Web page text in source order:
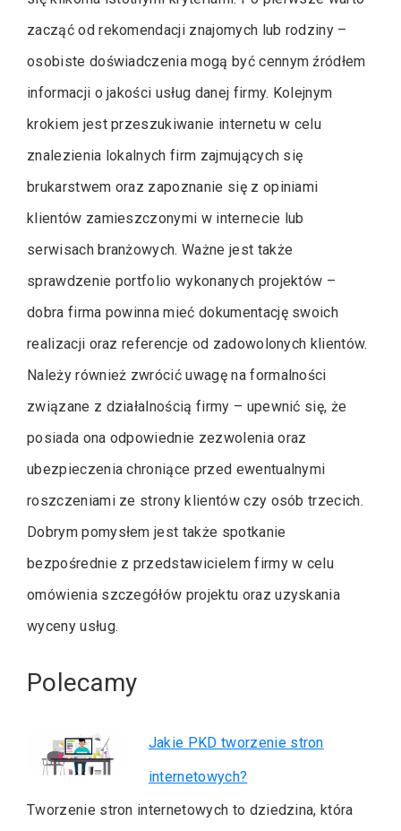
zacząć od rekomendacji znajomych lub rodziny –
osobiste doświadczenia mogą być cennym źródłem
informacji o jakości usług danej firmy. Kolejnym
krokiem jest przeszukiwanie internetu w celu
znalezienia lokalnych firm zajmujących się
brukarstwem oraz zapoznanie się z opiniami
klientów zamieszczonymi w internecie lub
serwisach branżowych. Ważne jest także
sprawdzenie portfolio wykonanych projektów –
dobra firma powinna mieć dokumentację swoich
realizacji oraz referencje od zadowolonych klientów.
Należy również zwrócić uwagę na formalności
związane z działalnością firmy – upewnić się, że
posiada ona odpowiednie zezwolenia oraz
ubezpieczenia chroniące przed ewentualnymi
roszczeniami ze strony klientów czy osób trzecich.
Dobrym pomysłem jest także spotkanie
bezpośrednie z przedstawicielem firmy w celu
omówienia szczegółów projektu oraz uzyskania
wyceny usług.
Polecamy
Jakie PKD tworzenie stron
internetowych?
Tworzenie stron internetowych to dziedzina, która